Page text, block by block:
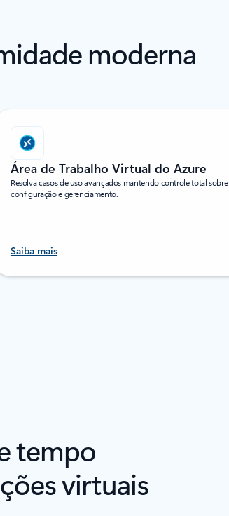
moderna
Área de Trabalho Virtual do Azure
Resolva casos de uso avançados mantendo controle total sobre
configuração e gerenciamento.
Saiba mais
tempo
virtuais